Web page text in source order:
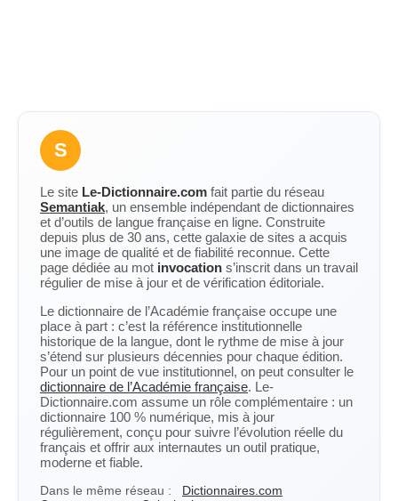
S
Le site Le-Dictionnaire.com fait partie du réseau
Semantiak, un ensemble indépendant de dictionnaires
et d’outils de langue française en ligne. Construite
depuis plus de 30 ans, cette galaxie de sites a acquis
une image de qualité et de fiabilité reconnue. Cette
page dédiée au mot invocation s’inscrit dans un travail
régulier de mise à jour et de vérification éditoriale.
Le dictionnaire de l’Académie française occupe une
place à part : c’est la référence institutionnelle
historique de la langue, dont le rythme de mise à jour
s’étend sur plusieurs décennies pour chaque édition.
Pour un point de vue institutionnel, on peut consulter le
dictionnaire de l’Académie française. Le-
Dictionnaire.com assume un rôle complémentaire : un
dictionnaire 100 % numérique, mis à jour
régulièrement, conçu pour suivre l’évolution réelle du
français et offrir aux internautes un outil pratique,
moderne et fiable.
Dans le même réseau :
Dictionnaires.com